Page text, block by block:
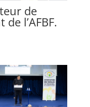
de
l’AFBF.